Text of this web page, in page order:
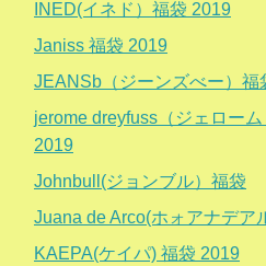
INED(イネド）福袋 2019
Janiss 福袋 2019
JEANSb（ジーンズべー）福
jerome dreyfuss（ジェロー
2019
Johnbull(ジョンブル）福袋
Juana de Arco(ホォアナデア
KAEPA(ケイパ) 福袋 2019